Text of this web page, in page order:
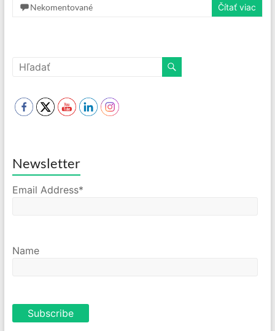
Nekomentované
Čítať viac
Newsletter
Email Address*
Name